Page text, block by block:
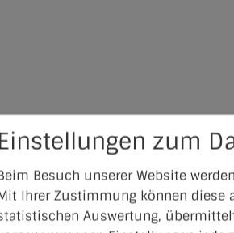
Einstellungen zum
Besuch unserer Website
Ihrer Zustimmung können diese
Auswertung,